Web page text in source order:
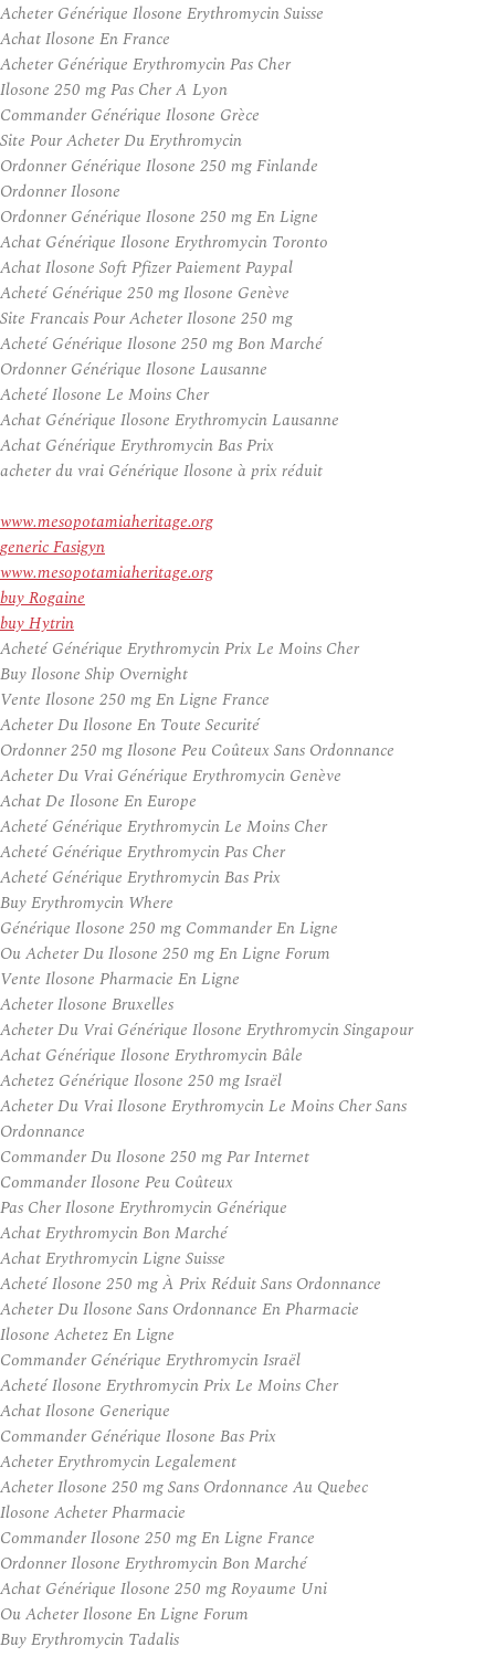
Acheter Générique Ilosone Erythromycin Suisse
Achat Ilosone En France
Acheter Générique Erythromycin Pas Cher
Ilosone 250 mg Pas Cher A Lyon
Commander Générique Ilosone Grèce
Site Pour Acheter Du Erythromycin
Ordonner Générique Ilosone 250 mg Finlande
Ordonner Ilosone
Ordonner Générique Ilosone 250 mg En Ligne
Achat Générique Ilosone Erythromycin Toronto
Achat Ilosone Soft Pfizer Paiement Paypal
Acheté Générique 250 mg Ilosone Genève
Site Francais Pour Acheter Ilosone 250 mg
Acheté Générique Ilosone 250 mg Bon Marché
Ordonner Générique Ilosone Lausanne
Acheté Ilosone Le Moins Cher
Achat Générique Ilosone Erythromycin Lausanne
Achat Générique Erythromycin Bas Prix
acheter du vrai Générique Ilosone à prix réduit
www.mesopotamiaheritage.org
generic Fasigyn
www.mesopotamiaheritage.org
buy Rogaine
buy Hytrin
Acheté Générique Erythromycin Prix Le Moins Cher
Buy Ilosone Ship Overnight
Vente Ilosone 250 mg En Ligne France
Acheter Du Ilosone En Toute Securité
Ordonner 250 mg Ilosone Peu Coûteux Sans Ordonnance
Acheter Du Vrai Générique Erythromycin Genève
Achat De Ilosone En Europe
Acheté Générique Erythromycin Le Moins Cher
Acheté Générique Erythromycin Pas Cher
Acheté Générique Erythromycin Bas Prix
Buy Erythromycin Where
Générique Ilosone 250 mg Commander En Ligne
Ou Acheter Du Ilosone 250 mg En Ligne Forum
Vente Ilosone Pharmacie En Ligne
Acheter Ilosone Bruxelles
Acheter Du Vrai Générique Ilosone Erythromycin Singapour
Achat Générique Ilosone Erythromycin Bâle
Achetez Générique Ilosone 250 mg Israël
Acheter Du Vrai Ilosone Erythromycin Le Moins Cher Sans
Ordonnance
Commander Du Ilosone 250 mg Par Internet
Commander Ilosone Peu Coûteux
Pas Cher Ilosone Erythromycin Générique
Achat Erythromycin Bon Marché
Achat Erythromycin Ligne Suisse
Acheté Ilosone 250 mg À Prix Réduit Sans Ordonnance
Acheter Du Ilosone Sans Ordonnance En Pharmacie
Ilosone Achetez En Ligne
Commander Générique Erythromycin Israël
Acheté Ilosone Erythromycin Prix Le Moins Cher
Achat Ilosone Generique
Commander Générique Ilosone Bas Prix
Acheter Erythromycin Legalement
Acheter Ilosone 250 mg Sans Ordonnance Au Quebec
Ilosone Acheter Pharmacie
Commander Ilosone 250 mg En Ligne France
Ordonner Ilosone Erythromycin Bon Marché
Achat Générique Ilosone 250 mg Royaume Uni
Ou Acheter Ilosone En Ligne Forum
Buy Erythromycin Tadalis